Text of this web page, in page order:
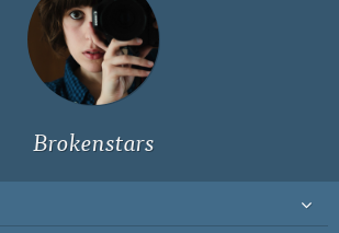
Ich bin Fyn,
23, und
wohne in
Köln
Brokenstars